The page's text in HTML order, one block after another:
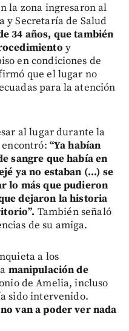
la zona ingresaron al
y Secretaría de Salud
34 años, que también
y
en condiciones de
que el lugar no
para la atención
al lugar durante la
“Ya habían
sangre que había en
ya no estaban (...) se
lo más que pudieron
dejaron la historia
También señaló
de su amiga.
a los
manipulación de
de Amelia, incluso
sido intervenido.
van a poder ver nada